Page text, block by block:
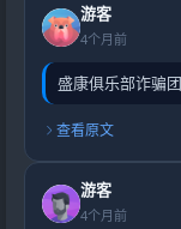
游客
4个月前
盛康俱乐部诈骗
查看原文
游客
4个月前